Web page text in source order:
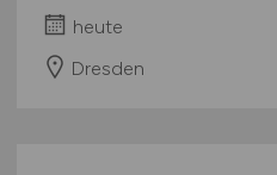
heute
Dresden